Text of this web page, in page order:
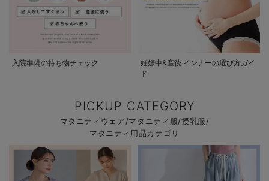
入院準備の持ち物チェック
妊娠中&産後 インナーの選び方ガイ
ド
PICKUP CATEGORY
マタニティウェア/マタニティ服/授乳服/
マタニティ用品カテゴリ